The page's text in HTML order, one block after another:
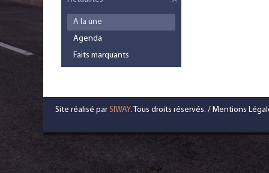
A la une
Agenda
Faits marquants
Site réalisé parSIWAY. Tous droits réservés. / Mentions